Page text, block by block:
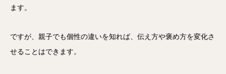
ます。
ですが、親子でも個性の違いを知れば、伝え方や褒め方を変化さ
せることはできます。